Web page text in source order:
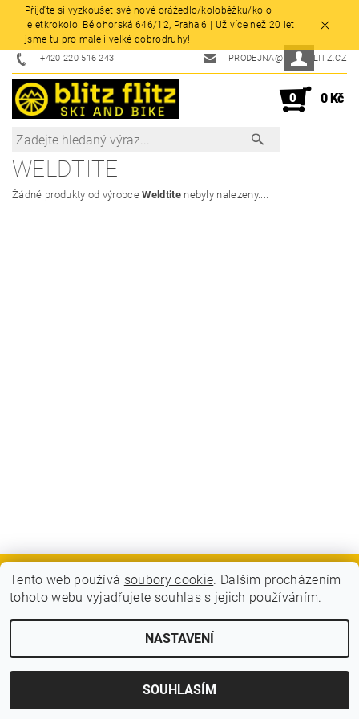
Přijďte si vyzkoušet své nové orážedlo/koloběžku/kolo
|eletkrokolo! Bělohorská 646/12, Praha 6 | Už více než 20 let
jsme tu pro malé i velké dobrodruhy!
+420 220 516 243 PRODEJNA@BLITZFLITZ.CZ
0 0 Kč
WELDTITE
Žádné produkty od výrobceWeldtitenebyly nalezeny....
GDPR - Souhlas se zpracováním osobních údajů
Vytvořil Shoptet
Tento web používá soubory cookie. Dalším procházením
tohoto webu vyjadřujete souhlas s jejich používáním.
NASTAVENÍ
SOUHLASÍM